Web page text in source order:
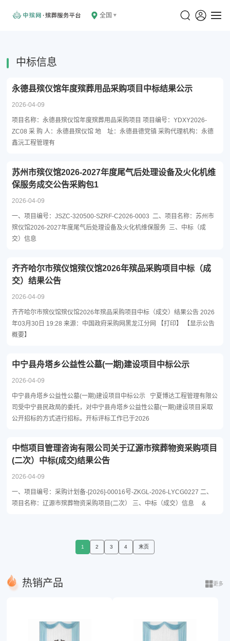
全国
中标信息
永德县殡仪馆年度殡葬用品采购项目中标结果公示
2026-04-09
项目名称：永德县殡仪馆年度殡葬用品采购项目 项目编号：YDXY2026-
ZC08 采 购 人：永德县殡仪馆 地 址：永德县德党镇 采购代理机构：永德
鑫沅工程管理有
苏州市殡仪馆2026-2027年度尾气后处理设备及火化机维
保服务成交公告采购包1
2026-04-09
一、项目编号：JSZC-320500-SZRF-C2026-0003 二、项目名称：苏州市
殡仪馆2026-2027年度尾气后处理设备及火化机维保服务 三、中标（成
交）信息
齐齐哈尔市殡仪馆殡仪馆2026年殡品采购项目中标（成
交）结果公告
2026-04-09
齐齐哈尔市殡仪馆殡仪馆2026年殡品采购项目中标（成交）结果公告 2026
年03月30日 19:28 来源：中国政府采购网黑龙江分网 【打印】 【显示公告
概要】
中宁县舟塔乡公益性公墓(一期)建设项目中标公示
2026-04-09
中宁县舟塔乡公益性公墓(一期)建设项目中标公示 宁夏博达工程管理有限公
司受中宁县民政局的委托，对中宁县舟塔乡公益性公墓(一期)建设项目采取
公开招标的方式进行招标。开标评标工作已于2026
中恺项目管理咨询有限公司关于辽源市殡葬物资采购项目
(二次）中标(成交)结果公告
2026-04-09
一、项目编号：采购计划备-[2026]-00016号-ZKGL-2026-LYCG0227 二、
项目名称：辽源市殡葬物资采购项目(二次） 三、中标（成交）信息 &
1 2 3 4 末页
热销产品 更多